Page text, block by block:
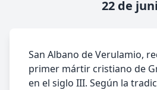
22 de
San Albano de Verulamio,
primer mártir cristiano de
en el siglo III. Según la